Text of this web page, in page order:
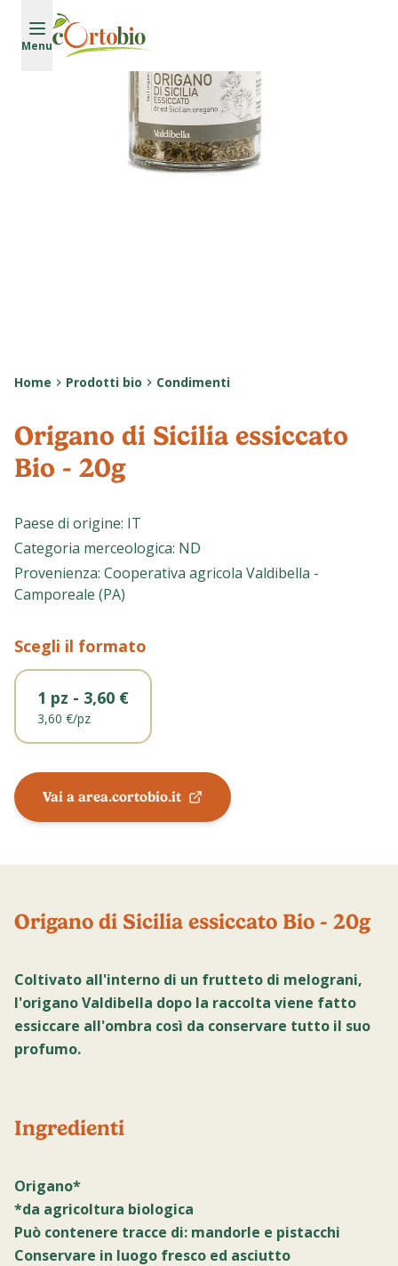
Vai al contenuto principale
Menu
Home Prodotti bio Condimenti
Origano di Sicilia essiccato
Bio - 20g
Paese di origine: IT
Categoria merceologica: ND
Provenienza: Cooperativa agricola Valdibella -
Camporeale (PA)
Scegli il formato
1 pz - 3,60 €
3,60 €/pz
Vai a area.cortobio.it
Origano di Sicilia essiccato Bio - 20g
Coltivato all'interno di un frutteto di melograni,
l'origano Valdibella dopo la raccolta viene fatto
essiccare all'ombra così da conservare tutto il suo
profumo.
Ingredienti
Origano*
*da agricoltura biologica
Può contenere tracce di: mandorle e pistacchi
Conservare in luogo fresco ed asciutto